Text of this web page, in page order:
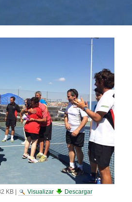
KB| Visualizar Descargar